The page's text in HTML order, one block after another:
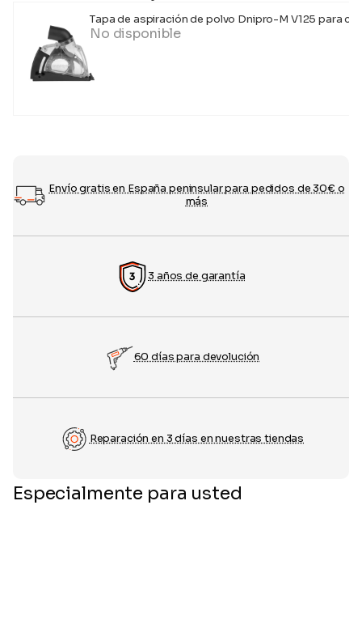
Tapa de aspiración de polvo Dnipro-M V125 para
No disponible
Envío gratis en España peninsular para pedidos de 30€ o
más
3 años de garantía
60 días para devolución
Reparación en 3 días en nuestras tiendas
Especialmente para usted